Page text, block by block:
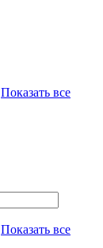
Показать все
Показать все